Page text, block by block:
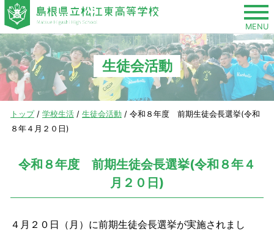
このページの本文へ
MENU
生徒会活動
現
在
置：
トップ/ 学校生活 / 生徒会活動 / 令和８年度 前期生徒会長選挙(令和
８年４月２０日)
令和８年度 前期生徒会長選挙(令和８年４
月２０日)
４月２０日（月）に前期生徒会長選挙が実施されまし